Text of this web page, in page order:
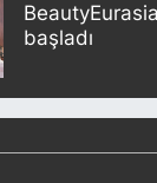
başladı